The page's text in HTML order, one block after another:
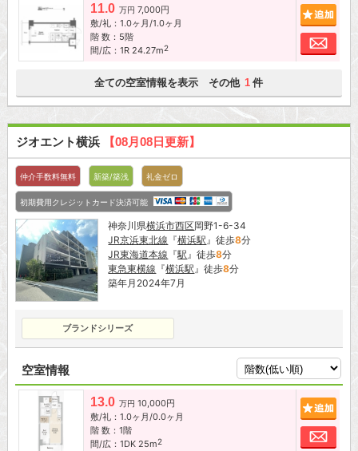
11.0 万円 7,000円
敷/礼：1.0ヶ月/1.0ヶ月
階 数：5階
間/広：1R 24.27m2
お
全ての空室情報を表示 その他 1 件
ジオエント横浜 【08月08日更新】
仲介手数料無料 新築/築浅 礼金ゼロ
初期費用クレジットカード決済可能
神奈川県横浜市西区岡野1-6-34
JR京浜東北線 『横浜駅 』徒歩8分
JR東海道本線 『駅 』徒歩8分
東急東横線 『横浜駅 』徒歩8分
築年月2024年7月
ブランドシリーズ
空室情報
13.0 万円 10,000円
敷/礼：1.0ヶ月/0.0ヶ月
階 数：1階
間/広：1DK 25m2
お